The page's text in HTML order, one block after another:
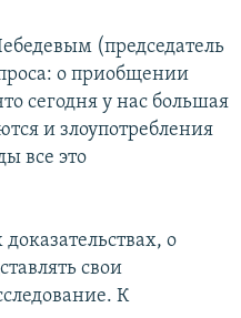
(председатель
о приобщении
сегодня у нас большая
и злоупотребления
все это
о
свои
К